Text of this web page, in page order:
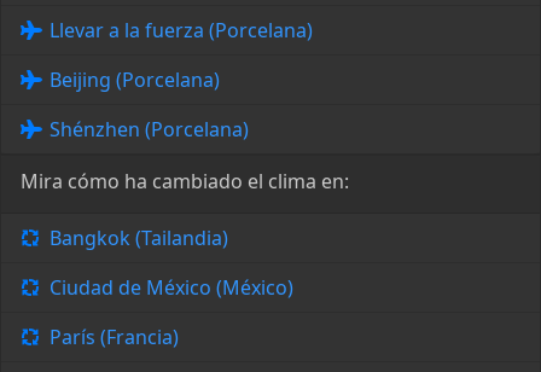
Llevar a la fuerza (Porcelana)
Beijing (Porcelana)
Shénzhen (Porcelana)
Mira cómo ha cambiado el clima en:
Bangkok (Tailandia)
Ciudad de México (México)
París (Francia)